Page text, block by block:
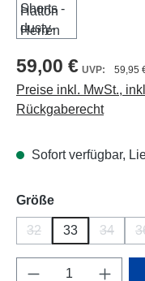
59,00 € 59,95
Preise inkl. MwSt.,
Rückgaberecht
Sofort verfügbar,
Größeauswählen
32
(Diese Option ist
33 34
Produkt